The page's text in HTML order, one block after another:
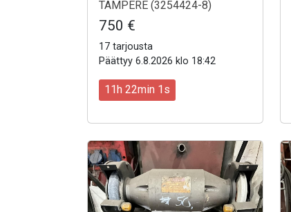
TAMPERE (3254424-8)
750 €
17 tarjousta
Päättyy 6.8.2026 klo 18:42
11h 21min 59s